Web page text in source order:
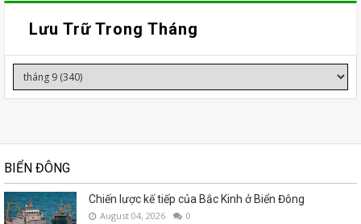
Lưu Trữ Trong Tháng
BIỂN ĐÔNG
Chiến lược kế tiếp của Bắc Kinh ở Biển Đông
August 04, 2026 0